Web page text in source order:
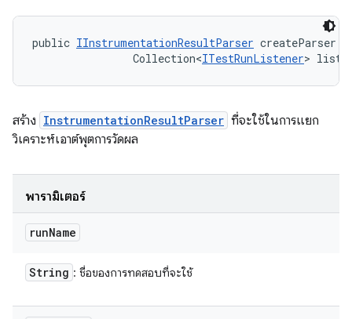
public IInstrumentationResultParser createParser
                Collection<
ITestRunListener>
สร้าง InstrumentationResultParser ที่จะใช้ในการแยก
วิเคราะห์เอาต์พุตการวัดผล
พารามิเตอร์
runName
String : ชื่อของการทดสอบที่จะใช้